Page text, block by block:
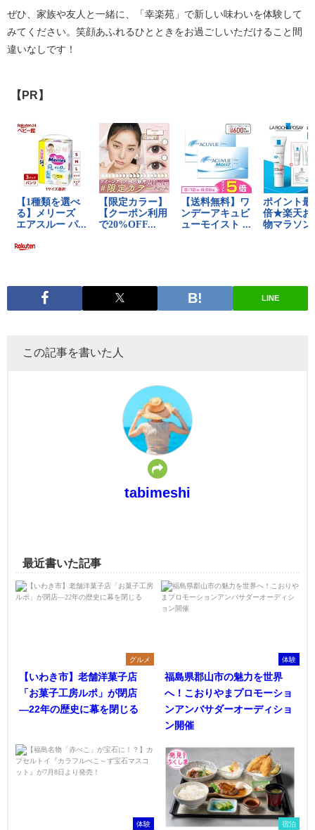
ぜひ、家族や友人と一緒に、「幸楽苑」で新しい味わいを体験して
みてください。笑顔あふれるひとときをお過ごしいただけること間
違いなしです！
【PR】
LINE
この記事を書いた人
tabimeshi
最近書いた記事
グルメ
【いわき市】老舗洋菓子店
「お菓子工房ルポ」が閉店
―22年の歴史に幕を閉じる
体験
福島県郡山市の魅力を世界
へ！こおりやまプロモーショ
ンアンバサダーオーディショ
ン開催
体験 宿泊